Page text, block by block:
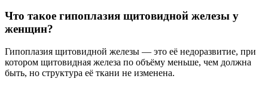
Что такое гипоплазия щитовидной железы у
женщин?
Гипоплазия щитовидной железы — это её недоразвитие, при
котором щитовидная железа по объёму меньше, чем должна
быть, но структура её ткани не изменена.